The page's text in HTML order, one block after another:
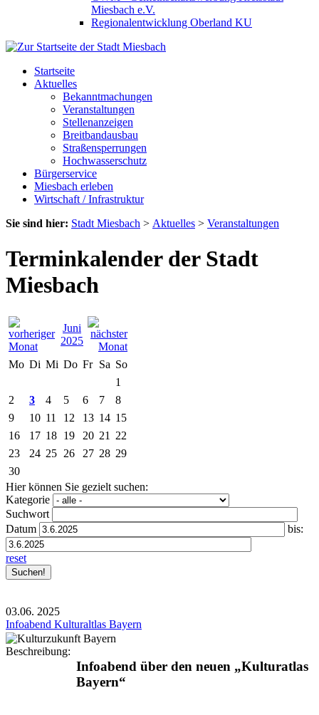
Miesbach e.V.
Regionalentwicklung Oberland KU
Startseite
Aktuelles
Bekanntmachungen
Veranstaltungen
Stellenanzeigen
Breitbandausbau
Straßensperrungen
Hochwasserschutz
Bürgerservice
Miesbach erleben
Wirtschaft / Infrastruktur
Sie sind hier: Stadt Miesbach > Aktuelles > Veranstaltungen
Terminkalender der Stadt
Miesbach
Juni
2025
Mo Di Mi Do Fr Sa So
1
2
3 4 5 6 7
8
9
10 11 12 13 14 15
16
17 18 19 20 21
22
23
24 25 26 27 28 29
30
Hier können Sie gezielt suchen:
Kategorie
Suchwort
Datum
bis:
reset
03.06. 2025
Infoabend Kulturaltlas Bayern
Beschreibung:
Infoabend über den neuen „Kulturatlas
Bayern“